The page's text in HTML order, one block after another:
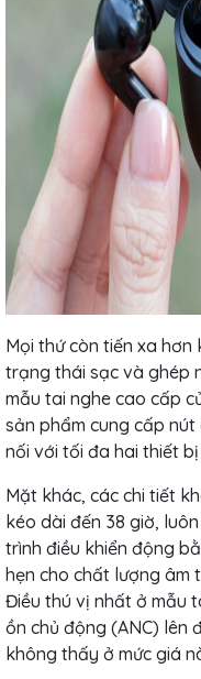
Mọi thứ còn tiến xa hơn
trạng thái sạc và ghép
mẫu tai nghe cao cấp
sản phẩm cung cấp
nối với tối đa hai thiết
Mặt khác, các chi tiết
kéo dài đến 38 giờ,
trình điều khiển động
hẹn cho chất lượng âm
Điều thú vị nhất ở mẫu
ồn chủ động (ANC) lên
không thấy ở mức giá